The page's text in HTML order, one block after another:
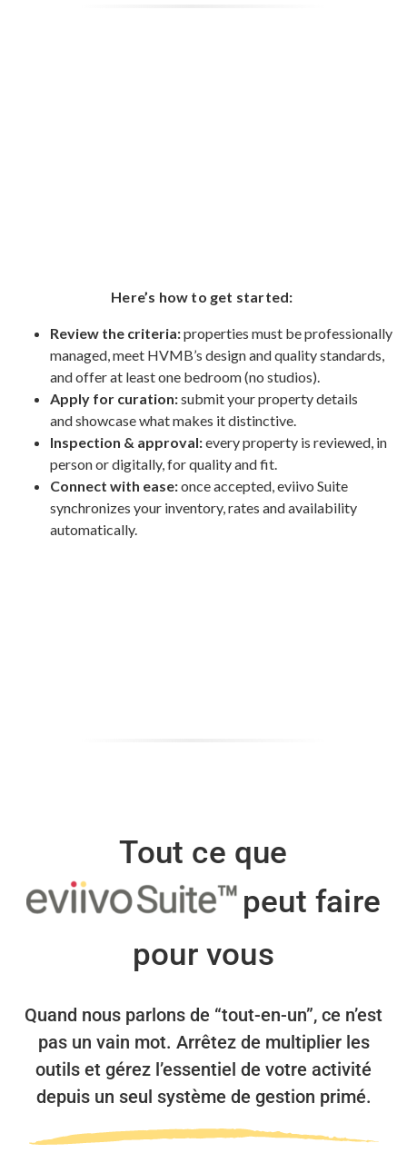
Here’s how to get started:
Review the criteria:properties must be professionally
managed, meet HVMB’s design and quality standards,
and offer at least one bedroom (no studios).
Apply for curation:submit your property details
and showcase what makes it distinctive.
Inspection & approval:every property is reviewed, in
person or digitally, for quality and fit.
Connect with ease:once accepted, eviivo Suite
synchronizes your inventory, rates and availability
automatically.
Tout ce que
peut faire
pour vous
Quand nous parlons de “tout-en-un”, ce n’est
pas un vain mot. Arrêtez de multiplier les
outils et gérez l’essentiel de votre activité
depuis un seul système de gestion primé.